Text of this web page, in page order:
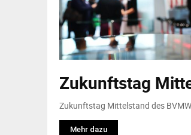
Zukunftstag
Zukunftstag Mittelstand des
Mehr dazu